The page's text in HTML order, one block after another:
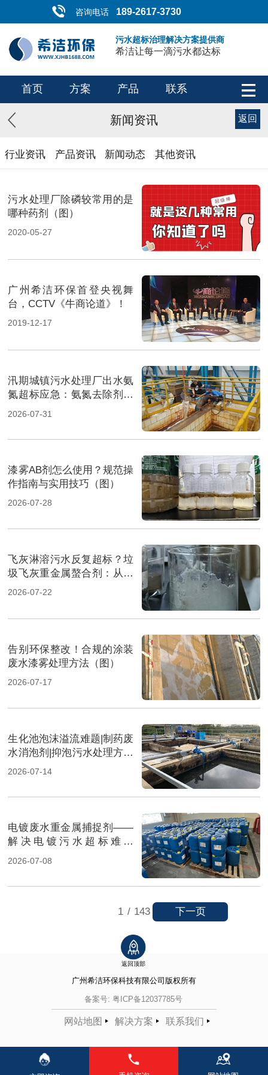
咨询电话 189-2617-3730
污水超标治理解决方案提供商
希洁让每一滴污水都达标
首页 方案 产品 联系
新闻资讯 返回
行业资讯 产品资讯 新闻动态 其他资讯
污水处理厂除磷较常用的是
哪种药剂（图）
2020-05-27
广州希洁环保首登央视舞
台，CCTV《牛商论道》！
2019-12-17
汛期城镇污水处理厂出水氨
氮超标应急：氨氮去除剂投
加方法及实操指南（图）
2026-07-31
漆雾AB剂怎么使用？规范操
作指南与实用技巧（图）
2026-07-28
飞灰淋溶污水反复超标？垃
圾飞灰重金属螯合剂：从源
头实现固液双达标（图）
2026-07-22
告别环保整改！合规的涂装
废水漆雾处理方法（图）
2026-07-17
生化池泡沫溢流难题|制药废
水消泡剂|抑泡污水处理方案
（图）
2026-07-14
电镀废水重金属捕捉剂——
解决电镀污水超标难题
（图）
2026-07-08
1 / 143 下一页
返回顶部
广州希洁环保科技有限公司 版权所有
备案号: 粤ICP备12037785号
网站地图 解决方案 联系我们